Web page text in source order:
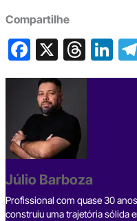
Compartilhe
F
a
c
e
b
o
o
k
X T
hr
s
Li
n
Júlio Barboza
Profissional com quase 30
construiu uma trajetória sólida